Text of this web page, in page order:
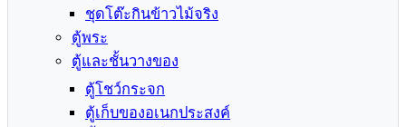
ชุดโต๊ะกินข้าวไม้จริง
ตู้พระ
ตู้และชั้นวางของ
ตู้โชว์กระจก
ตู้เก็บของอเนกประสงค์